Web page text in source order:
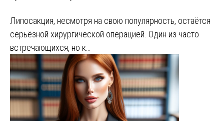
Липосакция, несмотря на свою популярность, остаётся
серьёзной хирургической операцией. Один из часто
встречающихся, но к…